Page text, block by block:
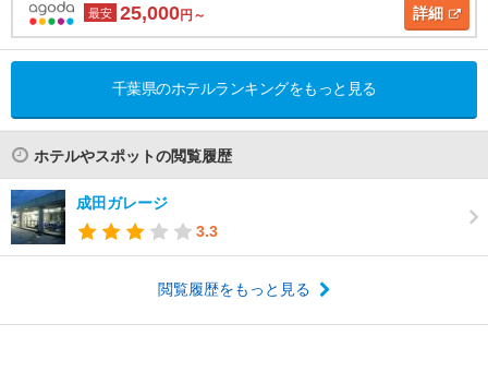
最安 25,000円～ 詳細
千葉県のホテルランキングをもっと見る
ホテルやスポットの閲覧履歴
成田ガレージ
3.3
閲覧履歴をもっと見る